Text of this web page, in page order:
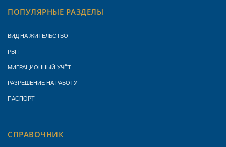
ПОПУЛЯРНЫЕ РАЗДЕЛЫ
ВИД НА ЖИТЕЛЬСТВО
РВП
МИГРАЦИОННЫЙ УЧЁТ
РАЗРЕШЕНИЕ НА РАБОТУ
ПАСПОРТ
СПРАВОЧНИК